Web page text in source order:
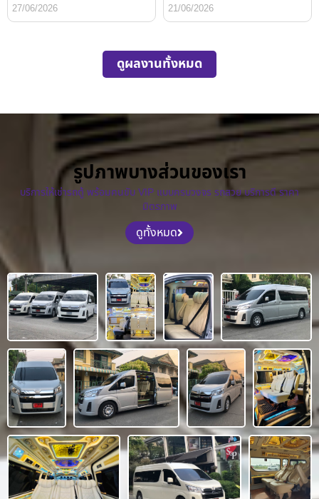
27/06/2026 21/06/2026
ดูผลงานทั้งหมด
รูปภาพบางส่วนของเรา
บริการให้เช่ารถตู้ พร้อมคนขับ VIP แบบครบวงจร รถสวย บริการดี ราคา
มิตรภาพ
ดูทั้งหมด